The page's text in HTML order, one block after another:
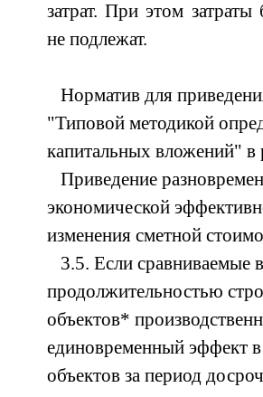
затрат. При этом затраты
не подлежат.
Норматив для
"Типовой методикой
капитальных вложений" в
Приведение
экономической
изменения сметной
3.5. Если сравниваемые
продолжительностью
объектов*
единовременный эффект
объектов за период